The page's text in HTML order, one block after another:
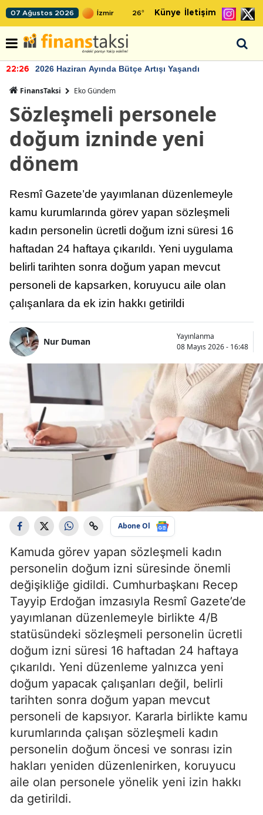
07 Ağustos 2026 26° Künye İletişim
22:26 2026 Haziran Ayında Bütçe Artışı Yaşandı
FinansTaksi Eko Gündem
Sözleşmeli personele
doğum izninde yeni
dönem
Resmî Gazete’de yayımlanan düzenlemeyle
kamu kurumlarında görev yapan sözleşmeli
kadın personelin ücretli doğum izni süresi 16
haftadan 24 haftaya çıkarıldı. Yeni uygulama
belirli tarihten sonra doğum yapan mevcut
personeli de kapsarken, koruyucu aile olan
çalışanlara da ek izin hakkı getirildi
Nur Duman
Yayınlanma
08 Mayıs 2026 - 16:48
Abone Ol
Kamuda görev yapan sözleşmeli kadın
personelin doğum izni süresinde önemli
değişikliğe gidildi. Cumhurbaşkanı Recep
Tayyip Erdoğan imzasıyla Resmî Gazete’de
yayımlanan düzenlemeyle birlikte 4/B
statüsündeki sözleşmeli personelin ücretli
doğum izni süresi 16 haftadan 24 haftaya
çıkarıldı. Yeni düzenleme yalnızca yeni
doğum yapacak çalışanları değil, belirli
tarihten sonra doğum yapan mevcut
personeli de kapsıyor. Kararla birlikte kamu
kurumlarında çalışan sözleşmeli kadın
personelin doğum öncesi ve sonrası izin
hakları yeniden düzenlenirken, koruyucu
aile olan personele yönelik yeni izin hakkı
da getirildi.